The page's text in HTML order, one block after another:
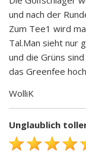
und nach der
Zum Tee1 wird
Tal.Man sieht nur
und die Grüns
das Greenfee
WolliK
Unglaublich